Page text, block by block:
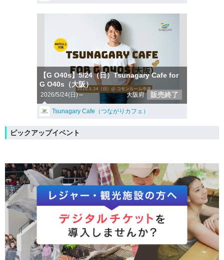
【G O40s】5/24（日）Tsunagary Cafe for
G O40s（大阪）
2026/5/24(日)～ 大阪府 販売終了
Tsunagary Cafe（つながりカフェ）
ピックアップイベント